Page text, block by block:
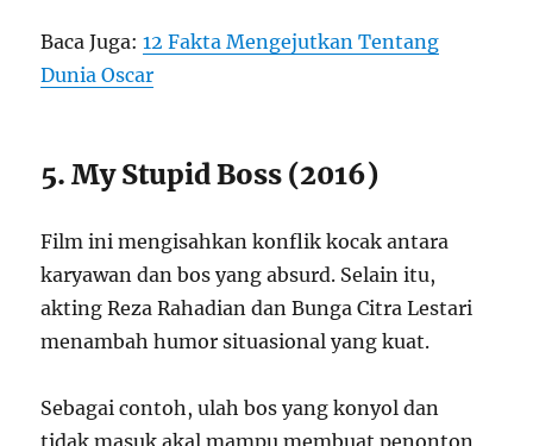
Baca Juga:12 Fakta Mengejutkan Tentang
Dunia Oscar
5. My Stupid Boss (2016)
Film ini mengisahkan konflik kocak antara
karyawan dan bos yang absurd. Selain itu,
akting Reza Rahadian dan Bunga Citra Lestari
menambah humor situasional yang kuat.
Sebagai contoh, ulah bos yang konyol dan